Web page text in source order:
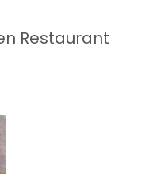
Restaurant